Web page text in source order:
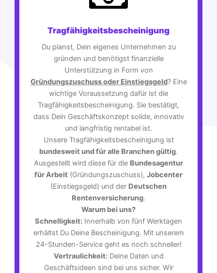
Tragfähigkeitsbescheinigung
Du planst, Dein eigenes Unternehmen zu
gründen und benötigst finanzielle
Unterstützung in Form von
Gründungszuschuss oder Einstiegsgeld? Eine
wichtige Voraussetzung dafür ist die
Tragfähigkeitsbescheinigung. Sie bestätigt,
dass Dein Geschäftskonzept solide, innovativ
und langfristig rentabel ist.
Unsere Tragfähigkeitsbescheinigung ist
bundesweit und für alle Branchen gültig.
Ausgestellt wird diese für die Bundesagentur
für Arbeit (Gründungszuschuss), Jobcenter
(Einstiegsgeld) und der Deutschen
Rentenversicherung.
Warum bei uns?
Schnelligkeit: Innerhalb von fünf Werktagen
erhältst Du Deine Bescheinigung. Mit unserem
24-Stunden-Service geht es noch schneller!
Vertraulichkeit:Deine Daten und
Geschäftsideen sind bei uns sicher. Wir